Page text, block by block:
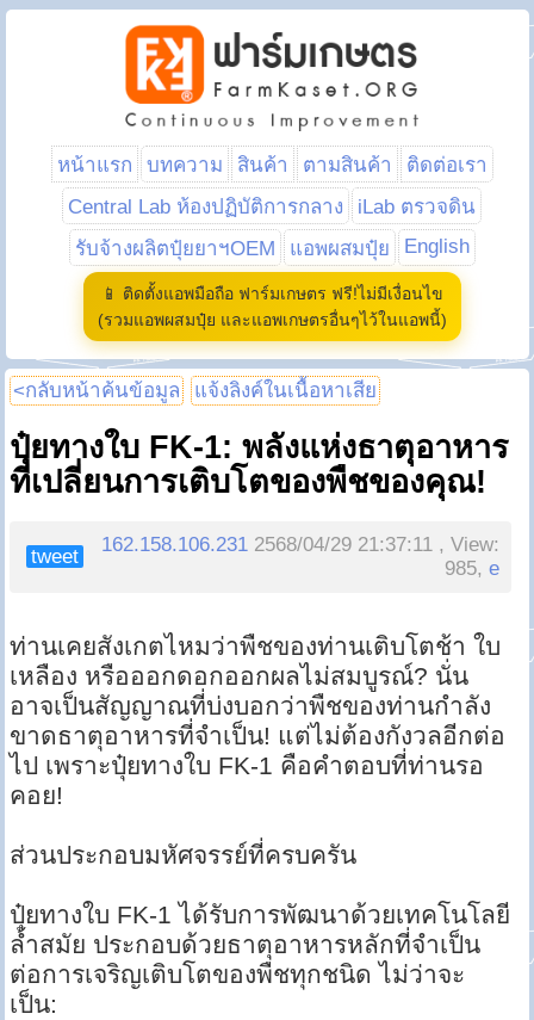
หน้าแรก บทความ สินค้า ตามสินค้า
ติดต่อเรา
Central Lab ห้องปฏิบัติการกลาง
iLab ตรวจดิน
รับจ้างผลิตปุ๋ยยาฯOEM
แอพผสมปุ๋ย English
📱 ติดตั้งแอพมือถือ ฟาร์มเกษตร ฟรี!ไม่มีเงื่อนไข
(รวมแอพผสมปุ๋ย และแอพเกษตรอื่นๆไว้ในแอพนี้)
<กลับหน้าค้นข้อมูล แจ้งลิงค์ในเนื้อหาเสีย
ปุ๋ยทางใบ FK-1: พลังแห่งธาตุอาหาร
ที่เปลี่ยนการเติบโตของพืชของคุณ!
tweet
162.158.106.231 2568/04/29 21:37:11 , View:
985,e
ท่านเคยสังเกตไหมว่าพืชของท่านเติบโตช้า ใบ
เหลือง หรือออกดอกออกผลไม่สมบูรณ์? นั่น
อาจเป็นสัญญาณที่บ่งบอกว่าพืชของท่านกำลัง
ขาดธาตุอาหารที่จำเป็น! แต่ไม่ต้องกังวลอีกต่อ
ไป เพราะปุ๋ยทางใบ FK-1 คือคำตอบที่ท่านรอ
คอย!
ส่วนประกอบมหัศจรรย์ที่ครบครัน
ปุ๋ยทางใบ FK-1 ได้รับการพัฒนาด้วยเทคโนโลยี
ล้ำสมัย ประกอบด้วยธาตุอาหารหลักที่จำเป็น
ต่อการเจริญเติบโตของพืชทุกชนิด ไม่ว่าจะ
เป็น: